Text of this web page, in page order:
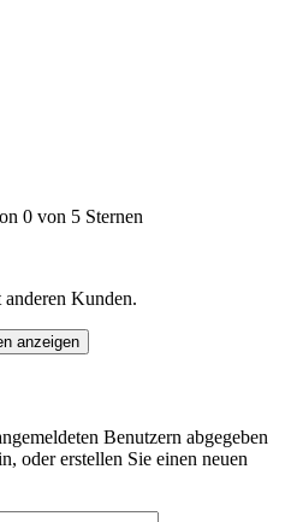
0 von 5 Sternen
Kunden.
anzeigen
Benutzern abgegeben
oder erstellen Sie einen neuen